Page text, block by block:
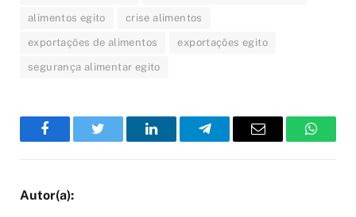
alimentos egito crise alimentos
exportações de alimentos exportações egito
segurança alimentar egito
FacebookTwitter LinkedInTelegramEmail